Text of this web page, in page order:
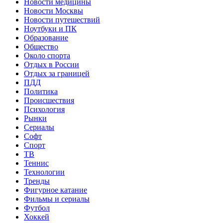
Новости Москвы
Новости путешествий
Ноутбуки и ПК
Образование
Общество
Около спорта
Отдых в России
Отдых за границей
ПДД
Политика
Происшествия
Психология
Рынки
Сериалы
Софт
Спорт
ТВ
Теннис
Технологии
Тренды
Фигурное катание
Фильмы и сериалы
Футбол
Хоккей